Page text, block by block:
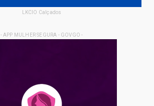
LKCIO Calçados
- APP MULHER SEGURA - GOVGO -